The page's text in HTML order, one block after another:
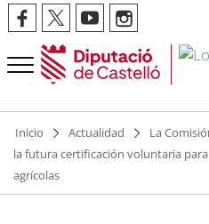
Inicio Actualidad
La
la futura certificación voluntaria
agrícolas